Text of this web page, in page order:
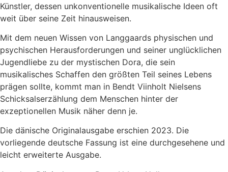
Künstler, dessen unkonventionelle musikalische Ideen oft
weit über seine Zeit hinausweisen.
Mit dem neuen Wissen von Langgaards physischen und
psychischen Herausforderungen und seiner unglücklichen
Jugendliebe zu der mystischen Dora, die sein
musikalisches Schaffen den größten Teil seines Lebens
prägen sollte, kommt man in Bendt Viinholt Nielsens
Schicksalserzählung dem Menschen hinter der
exzeptionellen Musik näher denn je.
Die dänische Originalausgabe erschien 2023. Die
vorliegende deutsche Fassung ist eine durchgesehene und
leicht erweiterte Ausgabe.